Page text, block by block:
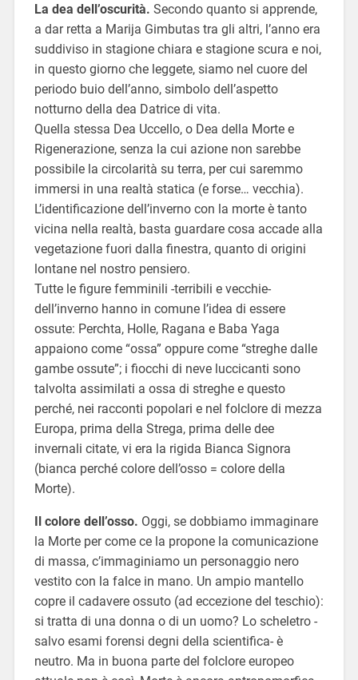
La dea dell’oscurità. Secondo quanto si apprende,
a dar retta a Marija Gimbutas tra gli altri, l’anno era
suddiviso in stagione chiara e stagione scura e noi,
in questo giorno che leggete, siamo nel cuore del
periodo buio dell’anno, simbolo dell’aspetto
notturno della dea Datrice di vita.
Quella stessa Dea Uccello, o Dea della Morte e
Rigenerazione, senza la cui azione non sarebbe
possibile la circolarità su terra, per cui saremmo
immersi in una realtà statica (e forse… vecchia).
L’identificazione dell’inverno con la morte è tanto
vicina nella realtà, basta guardare cosa accade alla
vegetazione fuori dalla finestra, quanto di origini
lontane nel nostro pensiero.
Tutte le figure femminili -terribili e vecchie-
dell’inverno hanno in comune l’idea di essere
ossute: Perchta, Holle, Ragana e Baba Yaga
appaiono come “ossa” oppure come “streghe dalle
gambe ossute”; i fiocchi di neve luccicanti sono
talvolta assimilati a ossa di streghe e questo
perché, nei racconti popolari e nel folclore di mezza
Europa, prima della Strega, prima delle dee
invernali citate, vi era la rigida Bianca Signora
(bianca perché colore dell’osso = colore della
Morte).
Il colore dell’osso. Oggi, se dobbiamo immaginare
la Morte per come ce la propone la comunicazione
di massa, c’immaginiamo un personaggio nero
vestito con la falce in mano. Un ampio mantello
copre il cadavere ossuto (ad eccezione del teschio):
si tratta di una donna o di un uomo? Lo scheletro -
salvo esami forensi degni della scientifica- è
neutro. Ma in buona parte del folclore europeo